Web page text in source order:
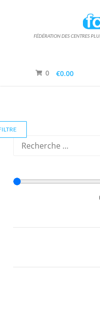
FÉDÉRATION DES CENTRES
0 €0.00